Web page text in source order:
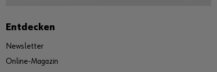
Entdecken
Newsletter
Online-Magazin